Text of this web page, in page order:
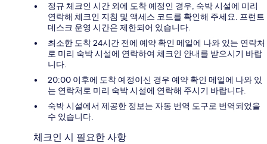
정규 체크인 시간 외에 도착 예정인 경우, 숙박 시설에 미리
연락해 체크인 지침 및 액세스 코드를 확인해 주세요. 프런트
데스크 운영 시간은 제한되어 있습니다.
최소한 도착 24시간 전에 예약 확인 메일에 나와 있는 연락처
로 미리 숙박 시설에 연락하여 체크인 안내를 받으시기 바랍
니다.
20:00 이후에 도착 예정이신 경우 예약 확인 메일에 나와 있
는 연락처로 미리 숙박 시설에 연락해 주시기 바랍니다.
숙박 시설에서 제공한 정보는 자동 번역 도구로 번역되었을
수 있습니다.
체크인 시 필요한 사항